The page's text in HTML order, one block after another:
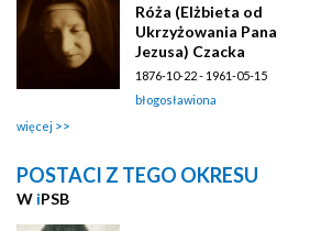
Róża (Elżbieta od
Ukrzyżowania Pana
Jezusa) Czacka
1876-10-22 - 1961-05-15
błogosławiona
więcej
POSTACI Z TEGO OKRESU
W iPSB